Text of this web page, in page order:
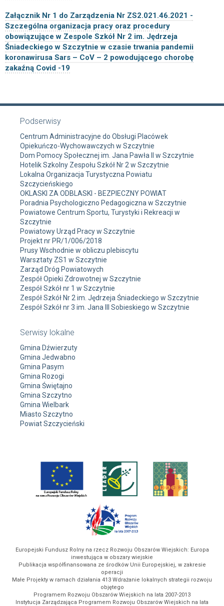
Załącznik Nr 1 do Zarządzenia Nr ZS2.021.46.2021 -
Szczególna organizacja pracy oraz procedury
obowiązujące w Zespole Szkół Nr 2 im. Jędrzeja
Śniadeckiego w Szczytnie w czasie trwania pandemii
koronawirusa Sars – CoV – 2 powodującego chorobę
zakaźną Covid -19
Podserwisy
Centrum Administracyjne do Obsługi Placówek
Opiekuńczo-Wychowawczych w Szczytnie
Dom Pomocy Społecznej im. Jana Pawła II w Szczytnie
Hotelik Szkolny Zespołu Szkół Nr 2 w Szczytnie
Lokalna Organizacja Turystyczna Powiatu
Szczycieńskiego
OKLASKI ZA ODBLASKI - BEZPIECZNY POWIAT
Poradnia Psychologiczno Pedagogiczna w Szczytnie
Powiatowe Centrum Sportu, Turystyki i Rekreacji w
Szczytnie
Powiatowy Urząd Pracy w Szczytnie
Projekt nr PR/1/006/2018
Prusy Wschodnie w obliczu plebiscytu
Warsztaty ZS1 w Szczytnie
Zarząd Dróg Powiatowych
Zespół Opieki Zdrowotnej w Szczytnie
Zespół Szkół nr 1 w Szczytnie
Zespół Szkół Nr 2 im. Jędrzeja Śniadeckiego w Szczytnie
Zespół Szkół nr 3 im. Jana III Sobieskiego w Szczytnie
Serwisy lokalne
Gmina Dźwierzuty
Gmina Jedwabno
Gmina Pasym
Gmina Rozogi
Gmina Świętajno
Gmina Szczytno
Gmina Wielbark
Miasto Szczytno
Powiat Szczycieński
Europejski Fundusz Rolny na rzecz Rozwoju Obszarów Wiejskich: Europa
inwestująca w obszary wiejskie
Publikacja współfinansowana ze środków Unii Europejskiej, w zakresie
operacji
Małe Projekty w ramach działania 413 Wdrażanie lokalnych strategii rozwoju
objętego
Programem Rozwoju Obszarów Wiejskich na lata 2007-2013
Instytucja Zarządzająca Programem Rozwoju Obszarów Wiejskich na lata